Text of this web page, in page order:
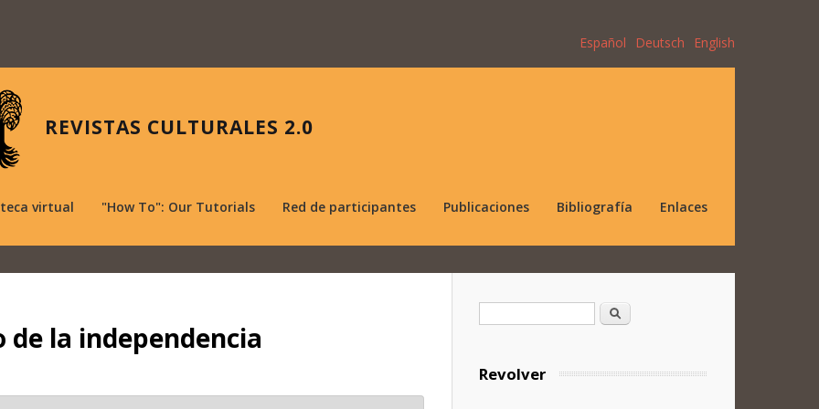
Español Deutsch English
REVISTAS CULTURALES 2.0
virtual "How To": Our Tutorials Red de participantes Publicaciones Bibliografía Enlaces
de la independencia
Formulario de búsqueda
Buscar
Revolver